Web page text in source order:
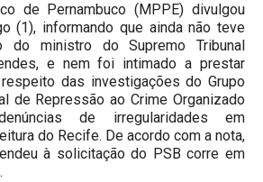
de Pernambuco (MPPE) divulgou
(1), informando que ainda não teve
do ministro do Supremo Tribunal
e nem foi intimado a prestar
das investigações do Grupo
de Repressão ao Crime Organizado
de irregularidades em
do Recife. De acordo com a nota,
à solicitação do PSB corre em